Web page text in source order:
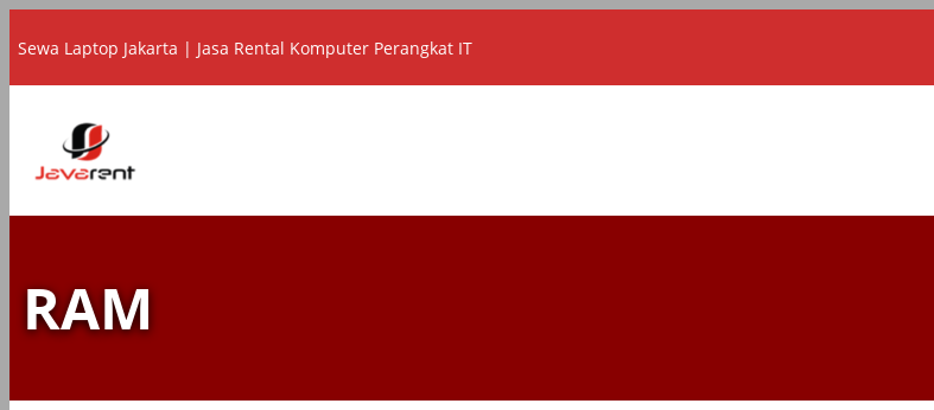
ke
konten
Sewa Laptop Jakarta | Jasa Rental Komputer Perangkat IT
RAM